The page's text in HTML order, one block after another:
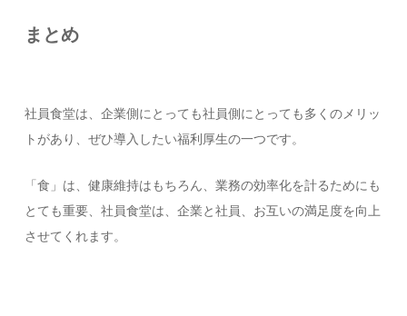
まとめ
社員食堂は、企業側にとっても社員側にとっても多くのメリッ
トがあり、ぜひ導入したい福利厚生の一つです。
「食」は、健康維持はもちろん、業務の効率化を計るためにも
とても重要、社員食堂は、企業と社員、お互いの満足度を向上
させてくれます。